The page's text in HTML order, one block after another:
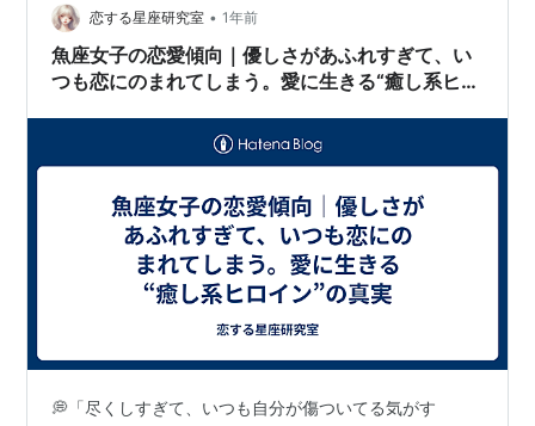
恋する星座研究室 • 1年前
魚座女子の恋愛傾向｜優しさがあふれすぎて、い
つも恋にのまれてしまう。愛に生きる“癒し系ヒロ
💭「尽くしすぎて、いつも自分が傷ついてる気がす